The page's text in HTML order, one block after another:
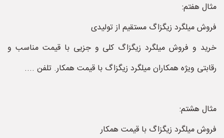
مثال هفتم:
فروش میلگرد زیگزاگ مستقیم از تولیدی
خرید و فروش میلگرد زیگزاگ کلی و جزیی با قیمت مناسب و
رقابتی ویژه همکاران میلگرد زیگزاگ با قیمت همکار. تلفن ....
مثال هشتم:
فروش میلگرد زیگزاگ با قیمت همکار